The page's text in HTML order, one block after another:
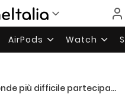
AirPods Watch
partecipare agli Oscar per Apple TV+